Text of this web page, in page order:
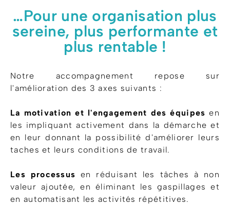
…Pour une organisation plus
sereine, plus performante et
plus rentable !
Notre accompagnement repose sur
l'amélioration des 3 axes suivants :
La motivation et l'engagement des équipes en
les impliquant activement dans la démarche et
en leur donnant la possibilité d'améliorer leurs
taches et leurs conditions de travail.
Les processusen réduisant les tâches à non
valeur ajoutée, en éliminant les gaspillages et
en automatisant les activités répétitives.